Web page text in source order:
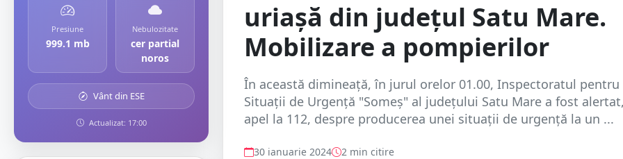
Presiune
999.1 mb
Nebulozitate
cer partial
noros
Vânt din ESE
Actualizat: 17:00
uriașă din județul Satu Mare.
Mobilizare a pompierilor
În această dimineață, în jurul orelor 01.00, Inspectoratul pentru
Situaţii de Urgenţă "Someș" al judeţului Satu Mare a fost
apel la 112, despre producerea unei situații de urgență la un ...
30 ianuarie 2024 2 min citire